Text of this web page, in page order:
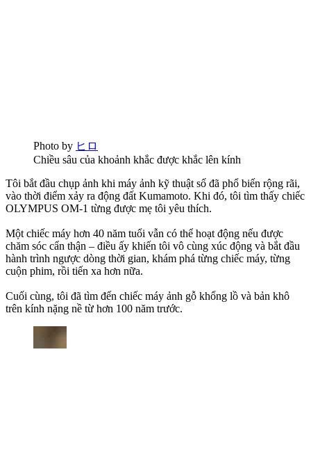
Photo by ヒロ
Chiều sâu của khoảnh khắc được khắc lên kính
Tôi bắt đầu chụp ảnh khi máy ảnh kỹ thuật số đã phổ biến rộng rãi,
vào thời điểm xảy ra động đất Kumamoto. Khi đó, tôi tìm thấy chiếc
OLYMPUS OM-1 từng được mẹ tôi yêu thích.
Một chiếc máy hơn 40 năm tuổi vẫn có thể hoạt động nếu được
chăm sóc cẩn thận – điều ấy khiến tôi vô cùng xúc động và bắt đầu
hành trình ngược dòng thời gian, khám phá từng chiếc máy, từng
cuộn phim, rồi tiến xa hơn nữa.
Cuối cùng, tôi đã tìm đến chiếc máy ảnh gỗ khổng lồ và bản khô
trên kính nặng nề từ hơn 100 năm trước.